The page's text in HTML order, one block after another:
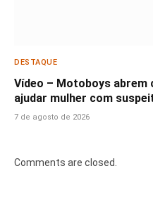
DESTAQUE
Vídeo – Motoboys
ajudar mulher com
7 de agosto de 2026
Comments are closed.